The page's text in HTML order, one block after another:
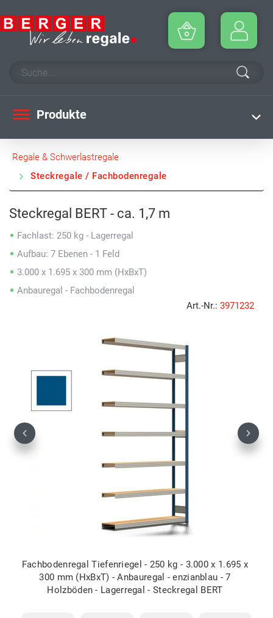
Produkte
Regale & Schwerlastregale
Steckregale / Fachbodenregale
Steckregal BERT - ca. 1,7 m
Fachlast: 250 kg - Lagerregal
Aufbau: 7 Ebenen - 1 Feld
3.000 x 1.695 x 300 mm (HxBxT)
Anbauregal - Fachbodenregal
Art.-Nr.: 3971232
Fachbodenregal Tiefenriegel - 250 kg - 3.000 x 1.695 x
300 mm (HxBxT) - Anbauregal - enzianblau - 7
Holzböden - Lagerregal - Steckregal BERT
Previous Next